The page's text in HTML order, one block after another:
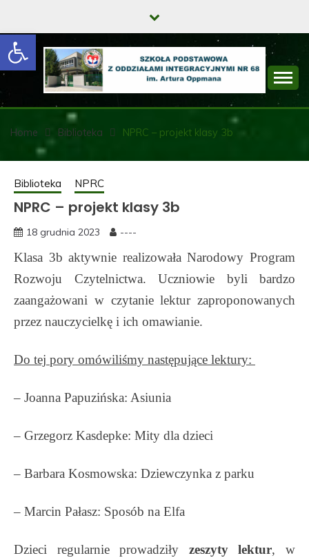
Open toolbar
content
SZKOŁA
PODSTAWOWA Z
ODDZIAŁAMI
INTEGRACYJNYMI
NR 68 IM. ARTURA
OPPMANA
Home Biblioteka NPRC – projekt klasy 3b
Biblioteka NPRC
NPRC – projekt klasy 3b
18 grudnia 2023 ----
Klasa 3b aktywnie realizowała Narodowy Program
Rozwoju Czytelnictwa. Uczniowie byli bardzo
zaangażowani w czytanie lektur zaproponowanych
przez nauczycielkę i ich omawianie.
Do tej pory omówiliśmy następujące lektury:
– Joanna Papuzińska: Asiunia
– Grzegorz Kasdepke: Mity dla dzieci
– Barbara Kosmowska: Dziewczynka z parku
– Marcin Pałasz: Sposób na Elfa
Dzieci regularnie prowadziły zeszyty lektur, w